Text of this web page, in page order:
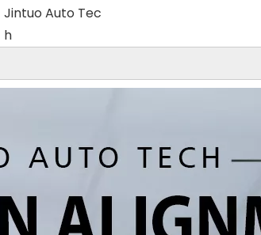
Jintuo Auto Tec
h